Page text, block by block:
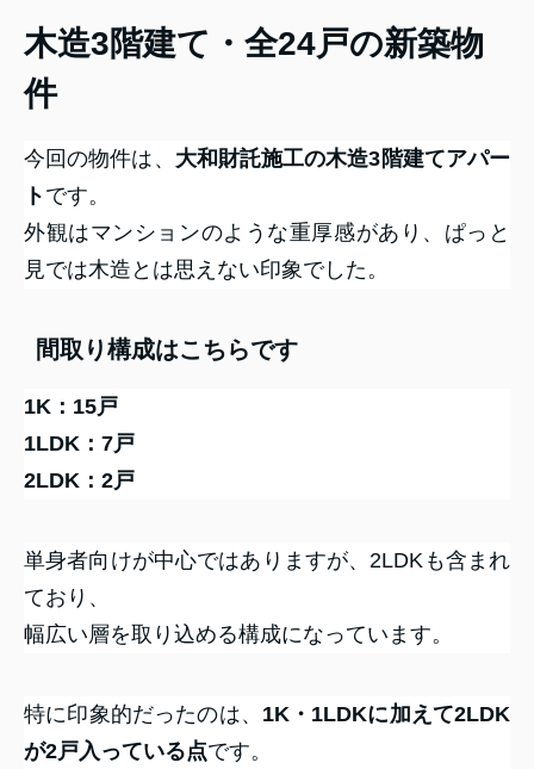
木造3階建て・全24戸の新築物
件
今回の物件は、 大和財託施工の木造3階建てアパー
ト です。
外観はマンションのような重厚感があり、ぱっと
見では木造とは思えない印象でした。
間取り構成はこちらです
1K：15戸
1LDK：7戸
2LDK：2戸
単身者向けが中心ではありますが、2LDKも含まれ
ており、
幅広い層を取り込める構成になっています。
特に印象的だったのは、 1K・1LDKに加えて2LDK
が2戸入っている点です。